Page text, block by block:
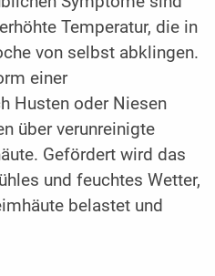
Temperatur, die in
von selbst abklingen.
einer
Husten oder Niesen
über verunreinigte
Gefördert wird das
und feuchtes Wetter,
belastet und